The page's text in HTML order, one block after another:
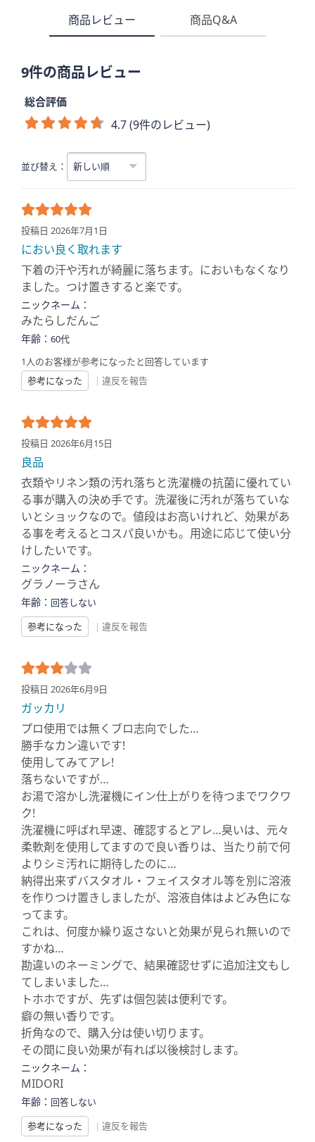
商品レビュー 商品Q&A
9件の商品レビュー
総合評価
4.7 (9件のレビュー)
並び替え：
投稿日 2026年7月1日
におい良く取れます
下着の汗や汚れが綺麗に落ちます。においもなくなり
ました。つけ置きすると楽です。
ニックネーム：
みたらしだんご
年齢： 60代
1人のお客様が参考になったと回答しています
参考になった
| 違反を報告
投稿日 2026年6月15日
良品
衣類やリネン類の汚れ落ちと洗濯機の抗菌に優れてい
る事が購入の決め手です。洗濯後に汚れが落ちていな
いとショックなので。値段はお高いけれど、効果があ
る事を考えるとコスパ良いかも。用途に応じて使い分
けしたいです。
ニックネーム：
グラノーラさん
年齢： 回答しない
参考になった
| 違反を報告
投稿日 2026年6月9日
ガッカリ
プロ使用では無くブロ志向でした…
勝手なカン違いです!
使用してみてアレ!
落ちないですが…
お湯で溶かし洗濯機にイン仕上がりを待つまでワクワ
ク!
洗濯機に呼ばれ早速、確認するとアレ…臭いは、元々
柔軟剤を使用してますので良い香りは、当たり前で何
よりシミ汚れに期待したのに…
納得出来ずバスタオル・フェイスタオル等を別に溶液
を作りつけ置きしましたが、溶液自体はよどみ色にな
ってます。
これは、何度か繰り返さないと効果が見られ無いので
すかね…
勘違いのネーミングで、結果確認せずに追加注文もし
てしまいました…
トホホですが、先ずは個包装は便利です。
癖の無い香りです。
折角なので、購入分は使い切ります。
その間に良い効果が有れば以後検討します。
ニックネーム：
MIDORI
年齢： 回答しない
参考になった
| 違反を報告